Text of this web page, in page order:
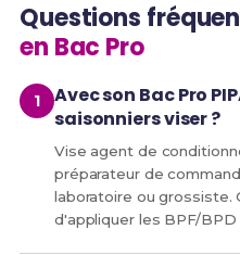
Questions
en Bac Pro
Avec son Bac Pro
saisonniers viser ?
Vise agent de
préparateur de
laboratoire ou
d'appliquer les BPF/